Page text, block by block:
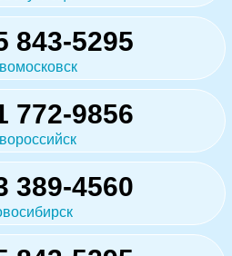
843-5295
772-9856
389-4560